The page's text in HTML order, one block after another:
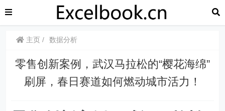
主页 数据分析
​​零售创新案例，武汉马拉松的“樱花海绵”
刷屏，春日赛道如何燃动城市活力！